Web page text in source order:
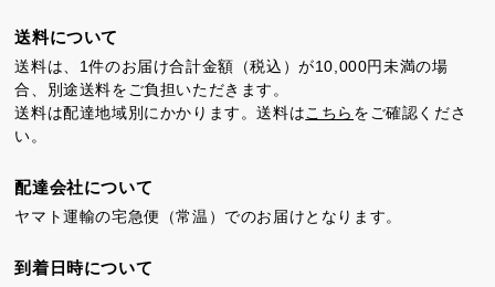
送料について
送料は、1件のお届け合計金額（税込）が10,000円未満の場
合、別途送料をご負担いただきます。
送料は配達地域別にかかります。送料はこちら をご確認くださ
い。
配達会社について
ヤマト運輸の宅急便（常温）でのお届けとなります。
到着日時について